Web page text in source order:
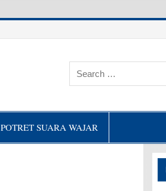
POTRET SUARA WAJAR